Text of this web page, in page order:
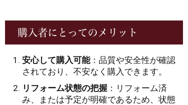
購入者にとってのメリット
安心して購入可能：品質や安全性が確認
されており、不安なく購入できます。
リフォーム状態の把握 ：リフォーム済
み、または予定が明確であるため、状態